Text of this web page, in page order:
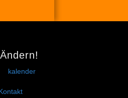
kalender